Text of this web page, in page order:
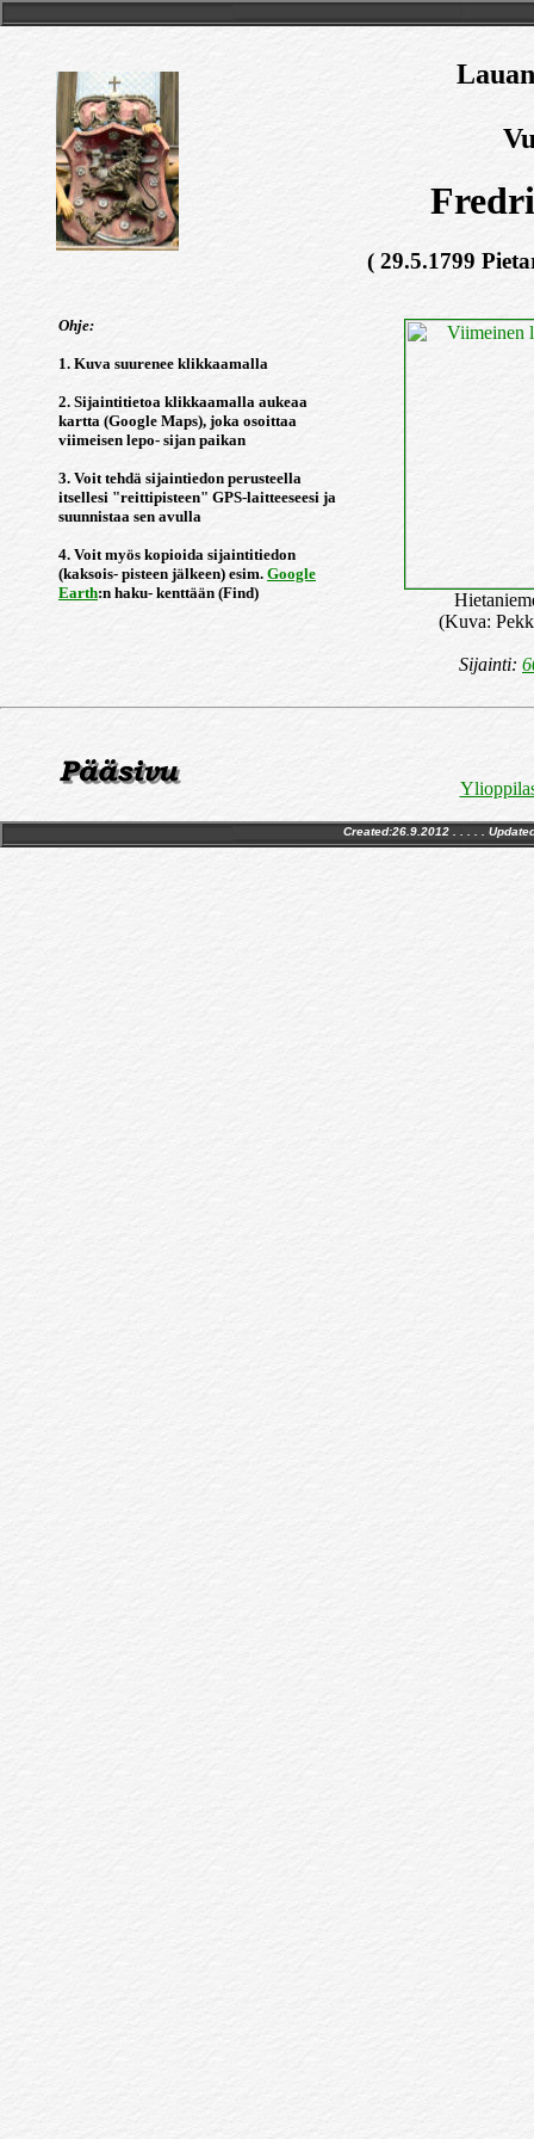
( 29.5.1799
Ohje:
1. Kuva suurenee klikkaamalla
2. Sijaintitietoa klikkaamalla aukeaa
kartta (Google Maps), joka osoittaa
viimeisen lepo- sijan paikan
3. Voit tehdä sijaintiedon perusteella
itsellesi "reittipisteen" GPS-laitteeseesi ja
suunnistaa sen avulla
4. Voit myös kopioida sijaintitiedon
(kaksois- pisteen jälkeen) esim. Google
Earth:n haku- kenttään (Find)
(Kuva:
Sijainti:
Created:26.9.2012 . . . . .